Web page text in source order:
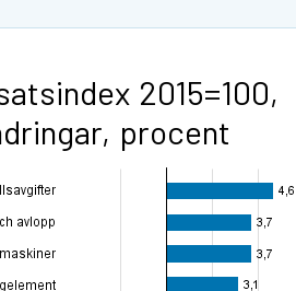
2015=100,
procent